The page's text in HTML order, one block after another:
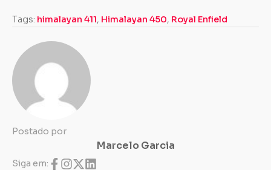
Tags: himalayan 411, Himalayan 450, Royal Enfield
Postado por
Marcelo Garcia
Siga em: